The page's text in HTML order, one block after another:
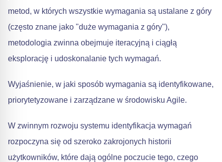
metod, w których wszystkie wymagania są ustalane z góry
(często znane jako "duże wymagania z góry"),
metodologia zwinna obejmuje iteracyjną i ciągłą
eksplorację i udoskonalanie tych wymagań.
Wyjaśnienie, w jaki sposób wymagania są identyfikowane,
priorytetyzowane i zarządzane w środowisku Agile.
W zwinnym rozwoju systemu identyfikacja wymagań
rozpoczyna się od szeroko zakrojonych historii
użytkowników, które dają ogólne poczucie tego, czego